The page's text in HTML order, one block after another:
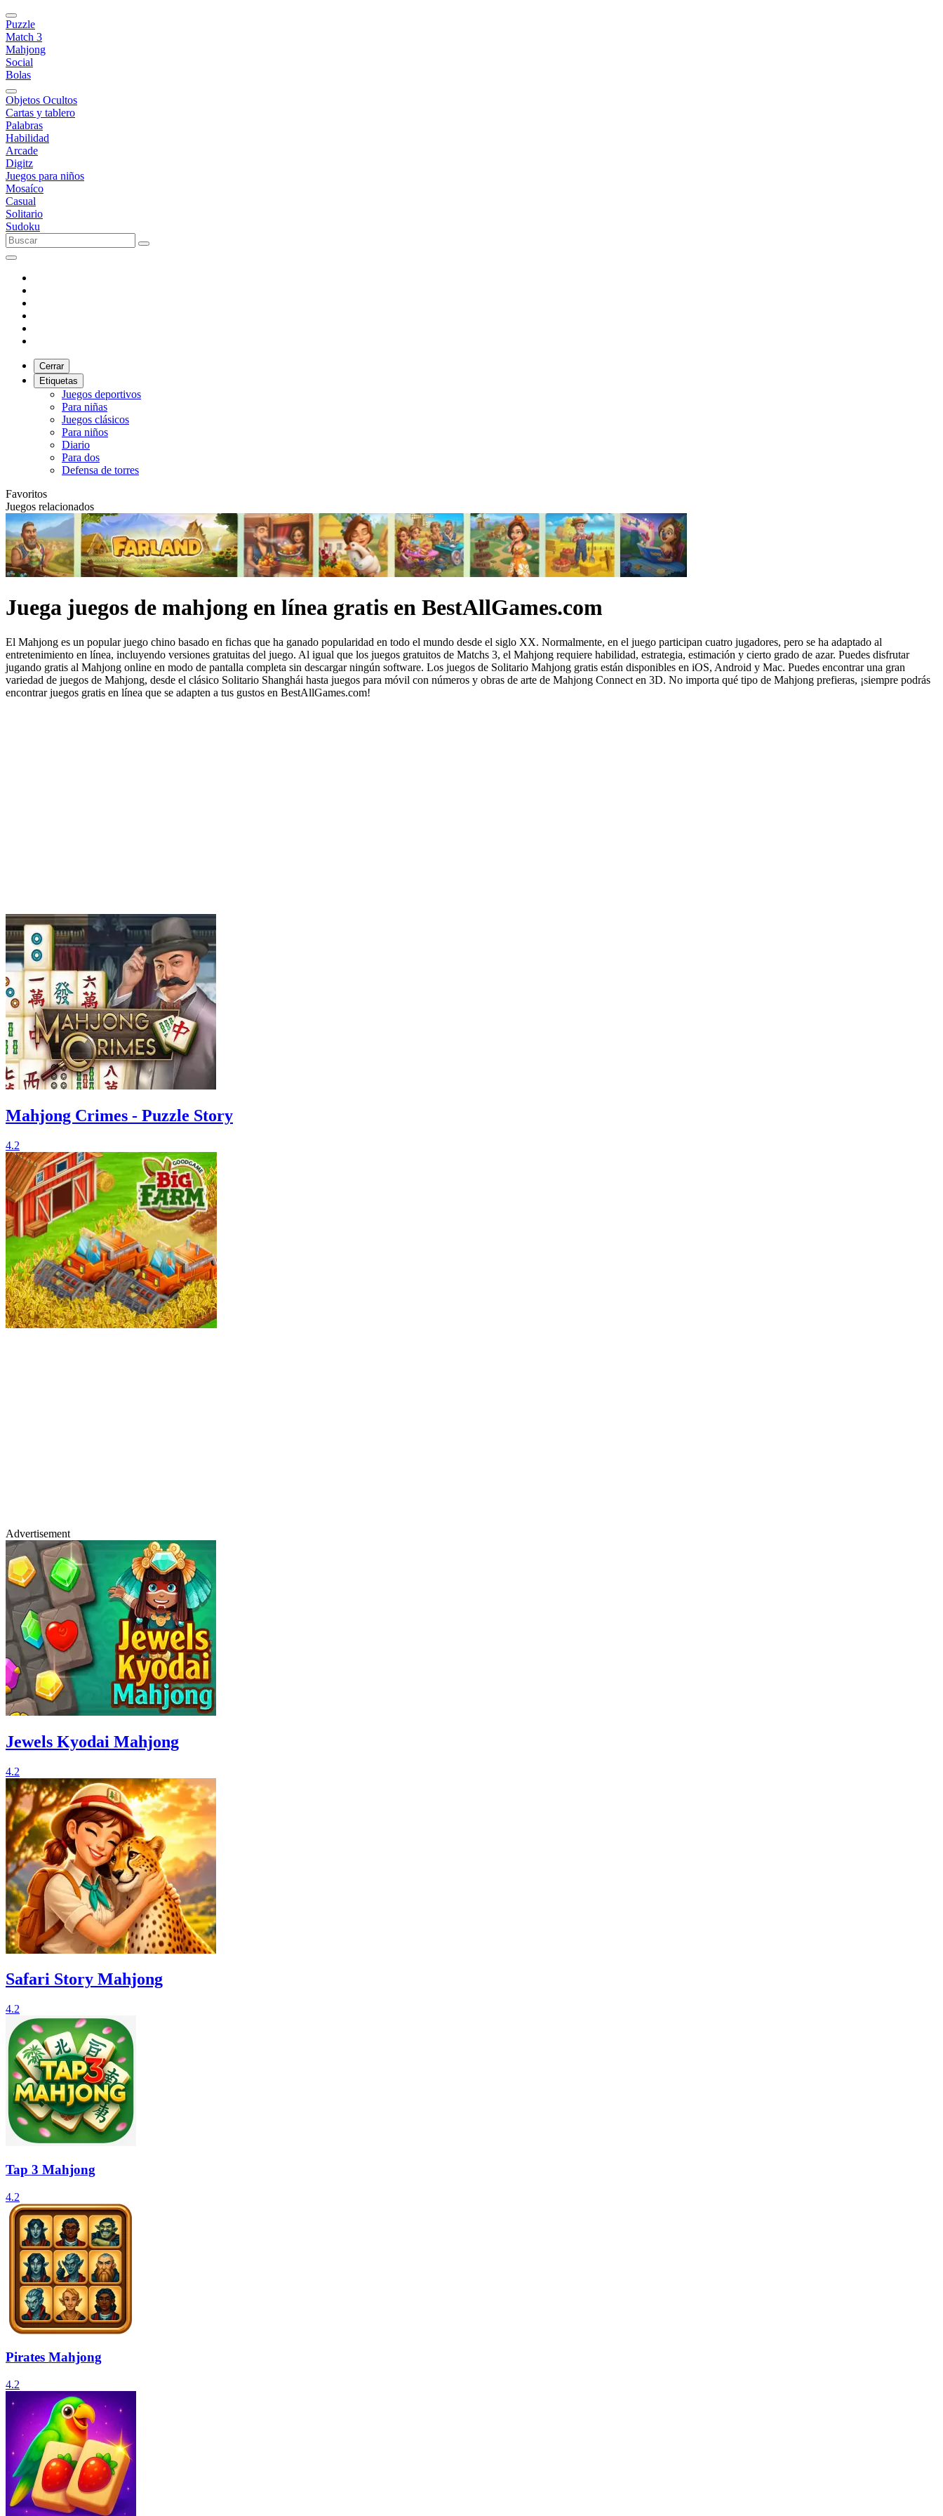
Puzzle
Match 3
Mahjong
Social
Bolas
Objetos Ocultos
Cartas y tablero
Palabras
Habilidad
Arcade
Digitz
Juegos para niños
Mosaíco
Casual
Solitario
Sudoku
Cerrar
Etiquetas
Juegos deportivos
Para niñas
Juegos clásicos
Para niños
Diario
Para dos
Defensa de torres
Favoritos
Juegos relacionados
Juega juegos de mahjong en línea gratis en BestAllGames.com
El Mahjong es un popular juego chino basado en fichas que ha ganado popularidad en todo el mundo desde el siglo XX. Normalmente, en el juego participan cuatro jugadores, pero se ha adaptado al
entretenimiento en línea, incluyendo versiones gratuitas del juego. Al igual que los juegos gratuitos de Matchs 3, el Mahjong requiere habilidad, estrategia, estimación y cierto grado de azar. Puedes disfrutar
jugando gratis al Mahjong online en modo de pantalla completa sin descargar ningún software. Los juegos de Solitario Mahjong gratis están disponibles en iOS, Android y Mac. Puedes encontrar una gran
variedad de juegos de Mahjong, desde el clásico Solitario Shanghái hasta juegos para móvil con números y obras de arte de Mahjong Connect en 3D. No importa qué tipo de Mahjong prefieras, ¡siempre podrás
encontrar juegos gratis en línea que se adapten a tus gustos en BestAllGames.com!
Mahjong Crimes - Puzzle Story
4.2
Advertisement
Jewels Kyodai Mahjong
4.2
Safari Story Mahjong
4.2
Tap 3 Mahjong
4.2
Pirates Mahjong
4.2